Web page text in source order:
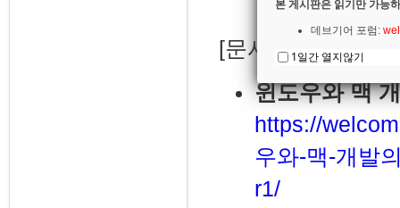
[문서]
윈도우와 맥
https://
우와-맥-개발
r1/
본 게시판은 읽기만 가능
데브기어 포럼:
1일간 열지않기